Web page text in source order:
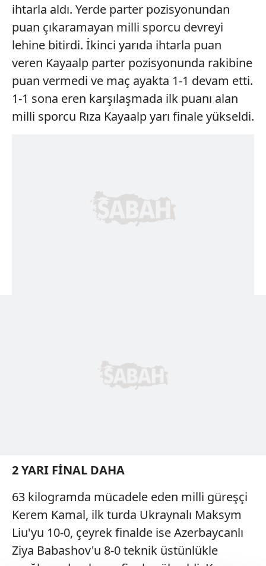
ihtarla aldı. Yerde parter pozisyonundan
puan çıkaramayan milli sporcu devreyi
lehine bitirdi. İkinci yarıda ihtarla puan
veren Kayaalp parter pozisyonunda rakibine
puan vermedi ve maç ayakta 1-1 devam etti.
1-1 sona eren karşılaşmada ilk puanı alan
milli sporcu Rıza Kayaalp yarı finale yükseldi.
2 YARI FİNAL DAHA
63 kilogramda mücadele eden milli güreşçi
Kerem Kamal, ilk turda Ukraynalı Maksym
Liu'yu 10-0, çeyrek finalde ise Azerbaycanlı
Ziya Babashov'u 8-0 teknik üstünlükle